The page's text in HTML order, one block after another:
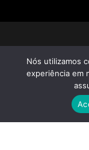
Nós utilizamos
experiência em